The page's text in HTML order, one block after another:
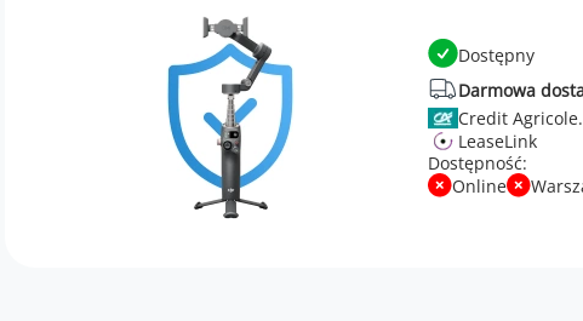
Dostępny
Darmowa
Credit Agricole.
LeaseLink
Dostępność:
Online